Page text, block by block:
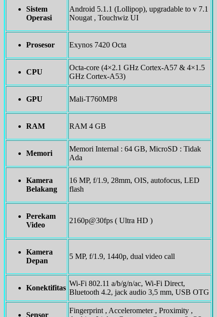
Sistem
Operasi
Android 5.1.1 (Lollipop), upgradable to v 7.1
Nougat , Touchwiz UI
Prosesor Exynos 7420 Octa
CPU
Octa-core (4×2.1 GHz Cortex-A57 & 4×1.5
GHz Cortex-A53)
GPU Mali-T760MP8
RAM RAM 4 GB
Memori
Memori Internal : 64 GB, MicroSD : Tidak
Ada
Kamera
Belakang
16 MP, f/1.9, 28mm, OIS, autofocus, LED
flash
Perekam
Video
2160p@30fps ( Ultra HD )
Kamera
Depan
5 MP, f/1.9, 1440p, dual video call
Konektifitas
Wi-Fi 802.11 a/b/g/n/ac, Wi-Fi Direct,
Bluetooth 4.2, jack audio 3,5 mm, USB OTG
Sensor
Fingerprint , Accelerometer , Proximity ,